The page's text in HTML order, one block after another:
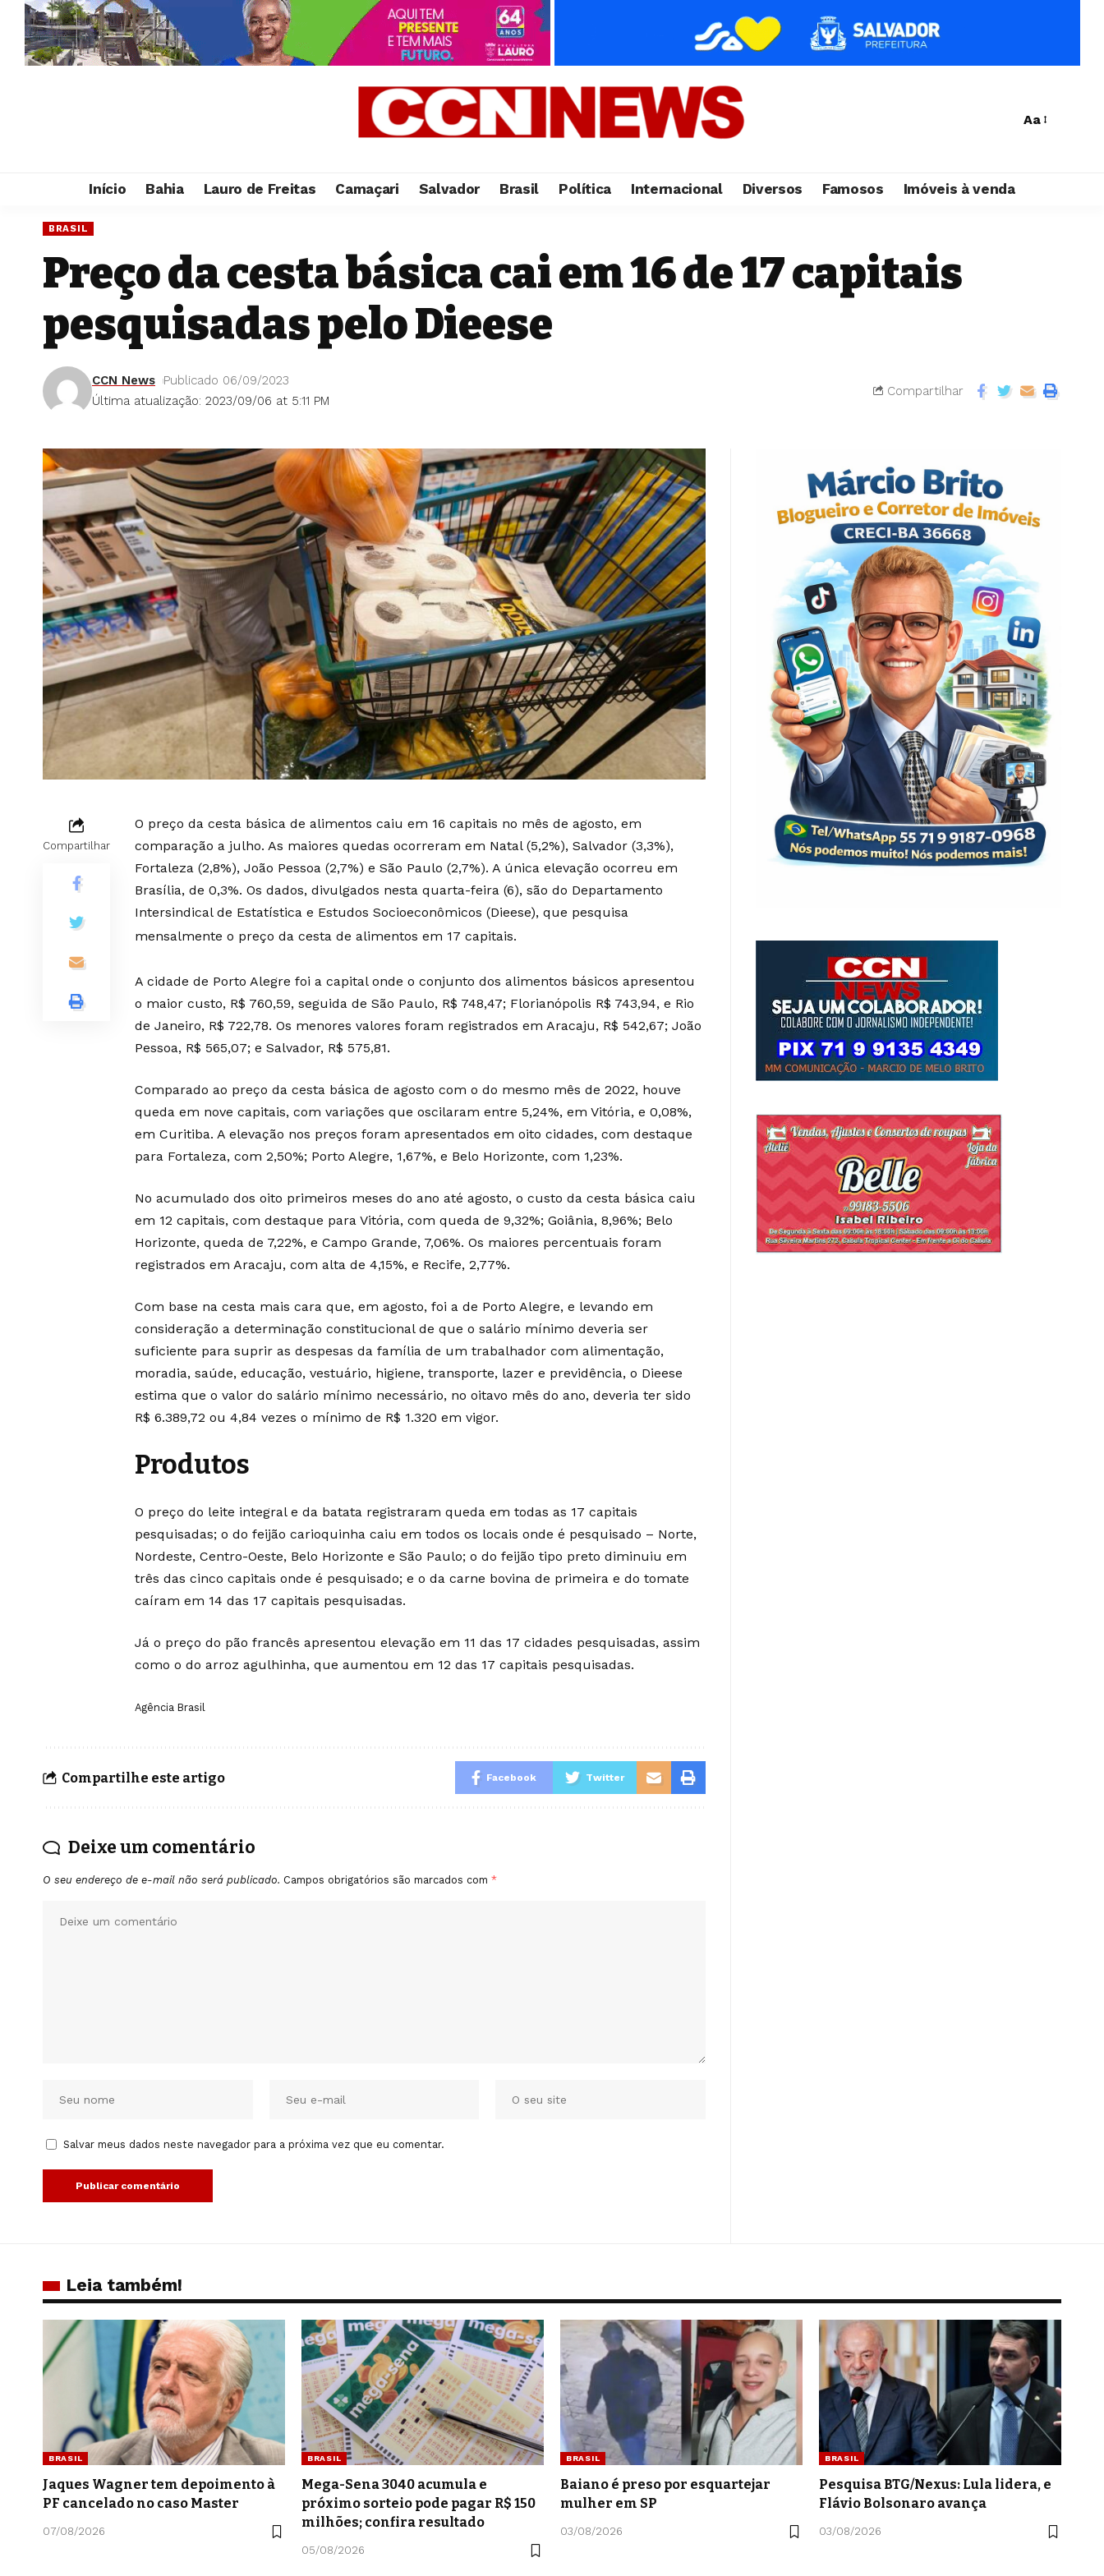
Aa
Início Bahia Lauro de Freitas Camaçari Salvador Brasil Política Internacional Diversos Famosos Imóveis à venda
BRASIL
Preço da cesta básica cai em 16 de 17 capitais
pesquisadas pelo Dieese
Última atualização: 2023/09/06 at 5:11 PM
CCN News Publicado 06/09/2023
Compartilhar
Compartilhar
O preço da cesta básica de alimentos caiu em 16 capitais no mês de agosto, em
comparação a julho. As maiores quedas ocorreram em Natal (5,2%), Salvador (3,3%),
Fortaleza (2,8%), João Pessoa (2,7%) e São Paulo (2,7%). A única elevação ocorreu em
Brasília, de 0,3%. Os dados, divulgados nesta quarta-feira (6), são do Departamento
Intersindical de Estatística e Estudos Socioeconômicos (Dieese), que pesquisa
mensalmente o preço da cesta de alimentos em 17 capitais.
A cidade de Porto Alegre foi a capital onde o conjunto dos alimentos básicos apresentou
o maior custo, R$ 760,59, seguida de São Paulo, R$ 748,47; Florianópolis R$ 743,94, e Rio
de Janeiro, R$ 722,78. Os menores valores foram registrados em Aracaju, R$ 542,67; João
Pessoa, R$ 565,07; e Salvador, R$ 575,81.
Comparado ao preço da cesta básica de agosto com o do mesmo mês de 2022, houve
queda em nove capitais, com variações que oscilaram entre 5,24%, em Vitória, e 0,08%,
em Curitiba. A elevação nos preços foram apresentados em oito cidades, com destaque
para Fortaleza, com 2,50%; Porto Alegre, 1,67%, e Belo Horizonte, com 1,23%.
No acumulado dos oito primeiros meses do ano até agosto, o custo da cesta básica caiu
em 12 capitais, com destaque para Vitória, com queda de 9,32%; Goiânia, 8,96%; Belo
Horizonte, queda de 7,22%, e Campo Grande, 7,06%. Os maiores percentuais foram
registrados em Aracaju, com alta de 4,15%, e Recife, 2,77%.
Com base na cesta mais cara que, em agosto, foi a de Porto Alegre, e levando em
consideração a determinação constitucional de que o salário mínimo deveria ser
suficiente para suprir as despesas da família de um trabalhador com alimentação,
moradia, saúde, educação, vestuário, higiene, transporte, lazer e previdência, o Dieese
estima que o valor do salário mínimo necessário, no oitavo mês do ano, deveria ter sido
R$ 6.389,72 ou 4,84 vezes o mínimo de R$ 1.320 em vigor.
Produtos
O preço do leite integral e da batata registraram queda em todas as 17 capitais
pesquisadas; o do feijão carioquinha caiu em todos os locais onde é pesquisado – Norte,
Nordeste, Centro-Oeste, Belo Horizonte e São Paulo; o do feijão tipo preto diminuiu em
três das cinco capitais onde é pesquisado; e o da carne bovina de primeira e do tomate
caíram em 14 das 17 capitais pesquisadas.
Já o preço do pão francês apresentou elevação em 11 das 17 cidades pesquisadas, assim
como o do arroz agulhinha, que aumentou em 12 das 17 capitais pesquisadas.
Agência Brasil
Compartilhe este artigo Facebook Twitter
Deixe um comentário
O seu endereço de e-mail não será publicado. Campos obrigatórios são marcados com *
Salvar meus dados neste navegador para a próxima vez que eu comentar.
Leia também!
BRASIL
Jaques Wagner tem depoimento à
PF cancelado no caso Master
07/08/2026
BRASIL
Mega-Sena 3040 acumula e
próximo sorteio pode pagar R$ 150
milhões; confira resultado
05/08/2026
BRASIL
Baiano é preso por esquartejar
mulher em SP
03/08/2026
BRASIL
Pesquisa BTG/Nexus: Lula lidera, e
Flávio Bolsonaro avança
03/08/2026